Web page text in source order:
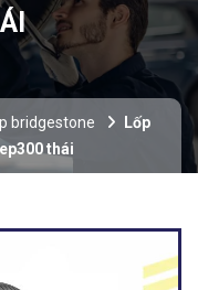
bridgestone
Lốp
thái